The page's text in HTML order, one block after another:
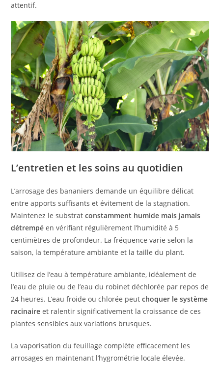
attentif.
L’entretien et les soins au quotidien
L’arrosage des bananiers demande un équilibre délicat
entre apports suffisants et évitement de la stagnation.
Maintenez le substratconstamment humide mais jamais
détrempé en vérifiant régulièrement l’humidité à 5
centimètres de profondeur. La fréquence varie selon la
saison, la température ambiante et la taille du plant.
Utilisez de l’eau à température ambiante, idéalement de
l’eau de pluie ou de l’eau du robinet déchlorée par repos de
24 heures. L’eau froide ou chlorée peutchoquer le système
racinaire et ralentir significativement la croissance de ces
plantes sensibles aux variations brusques.
La vaporisation du feuillage complète efficacement les
arrosages en maintenant l’hygrométrie locale élevée.